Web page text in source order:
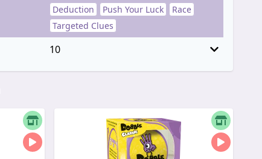
Deduction Push Your Luck
Race
Targeted Clues
10